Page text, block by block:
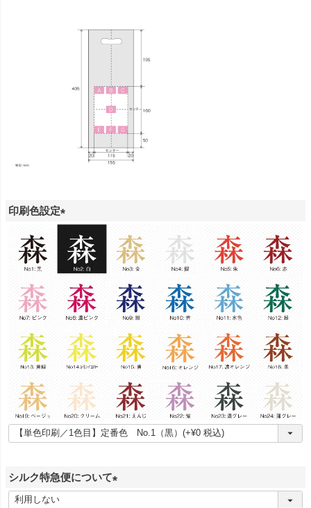
印刷色設定
必
須
シルク特急便について